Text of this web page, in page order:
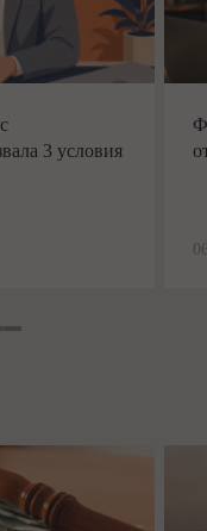
3 условия